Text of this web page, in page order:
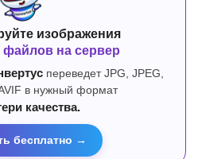
изображения
файлов на сервер
переведет JPG, JPEG,
в нужный формат
качества.
бесплатно →